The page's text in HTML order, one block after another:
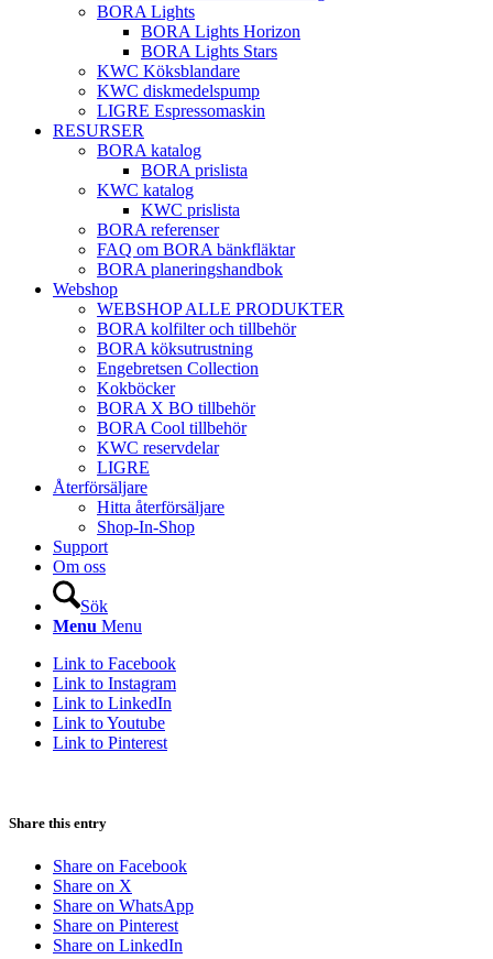
BORA Lights
BORA Lights Horizon
BORA Lights Stars
KWC Köksblandare
KWC diskmedelspump
LIGRE Espressomaskin
RESURSER
BORA katalog
BORA prislista
KWC katalog
KWC prislista
BORA referenser
FAQ om BORA bänkfläktar
BORA planeringshandbok
Webshop
WEBSHOP ALLE PRODUKTER
BORA kolfilter och tillbehör
BORA köksutrustning
Engebretsen Collection
Kokböcker
BORA X BO tillbehör
BORA Cool tillbehör
KWC reservdelar
LIGRE
Återförsäljare
Hitta återförsäljare
Shop-In-Shop
Support
Om oss
Sök
Menu Menu
Link to Facebook
Link to Instagram
Link to LinkedIn
Link to Youtube
Link to Pinterest
Share this entry
Share on Facebook
Share on X
Share on WhatsApp
Share on Pinterest
Share on LinkedIn